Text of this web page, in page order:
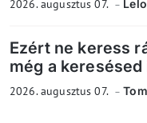
2026. augusztus 07. Lelo
Ezért ne keress
még a
2026. augusztus 07.